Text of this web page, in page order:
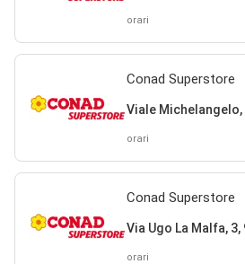
orari
Conad Superstore
Viale Michelangelo,
orari
Conad Superstore
Via Ugo La Malfa,
orari